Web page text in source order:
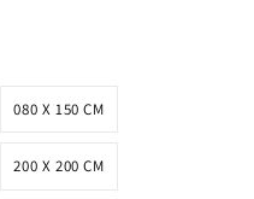
080 X 150 CM
200 X 200 CM